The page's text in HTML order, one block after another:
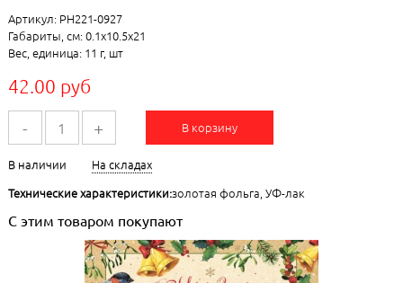
Артикул: РН221-0927
Габариты, см: 0.1x10.5x21
Вес, единица: 11 г, шт
42.00 руб
- + В корзину
В наличии
На складах
Технические характеристики:золотая фольга, УФ-лак
С этим товаром покупают